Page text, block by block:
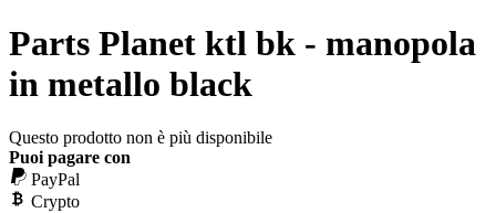
Parts Planet ktl bk - manopola
in metallo black
Questo prodotto non è più disponibile
Puoi pagare con
PayPal
Crypto